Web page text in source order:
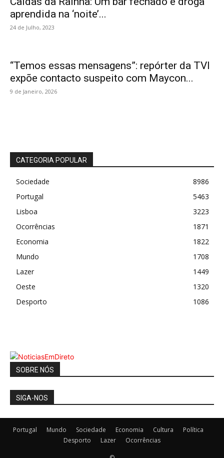
aprendida na ‘noite’...
24 de Julho, 2023
“Temos essas mensagens”: repórter da TVI
expõe contacto suspeito com Maycon...
9 de Janeiro, 2026
CATEGORIA POPULAR
Sociedade
8986
Portugal
5463
Lisboa
3223
Ocorrências
1871
Economia
1822
Mundo
1708
Lazer
1449
Oeste
1320
Desporto
1086
SOBRE NÓS
SIGA-NOS
Portugal Mundo Sociedade Economia Cultura
Política
Desporto
Lazer Ocorrências